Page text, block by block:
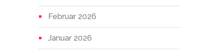
Februar 2026
Januar 2026